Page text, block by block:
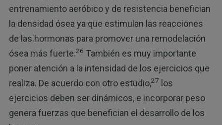
entrenamiento aeróbico y de resistencia benefician
la densidad ósea ya que estimulan las reacciones
de las hormonas para promover una remodelación
ósea más fuerte.26 También es muy importante
poner atención a la intensidad de los ejercicios que
realiza. De acuerdo con otro estudio,27 los
ejercicios deben ser dinámicos, e incorporar peso
genera fuerzas que benefician el desarrollo de los